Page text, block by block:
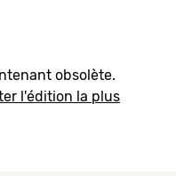
obsolète.
l'édition la plus